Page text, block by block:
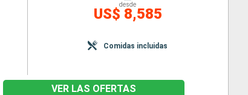
desde
US$ 8,585
Comidas incluidas
VER LAS OFERTAS